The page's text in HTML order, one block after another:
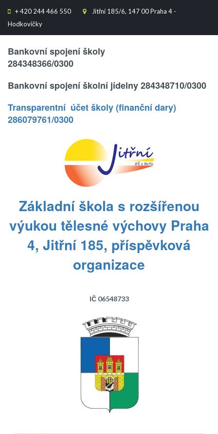
 +420 244 466 550 
Jitřní 185/6, 147 00 Praha 4 -
Hodkovičky
Bankovní spojení školy
284348366/0300
Bankovní spojení školní jídelny 284348710/0300
Transparentní účet školy (finanční dary)
286079761/0300
Základní škola s rozšířenou
výukou tělesné výchovy Praha
4, Jitřní 185, příspěvková
organizace
IČ 06548733